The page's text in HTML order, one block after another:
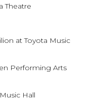
Theatre
at Toyota Music
Performing Arts
Hall